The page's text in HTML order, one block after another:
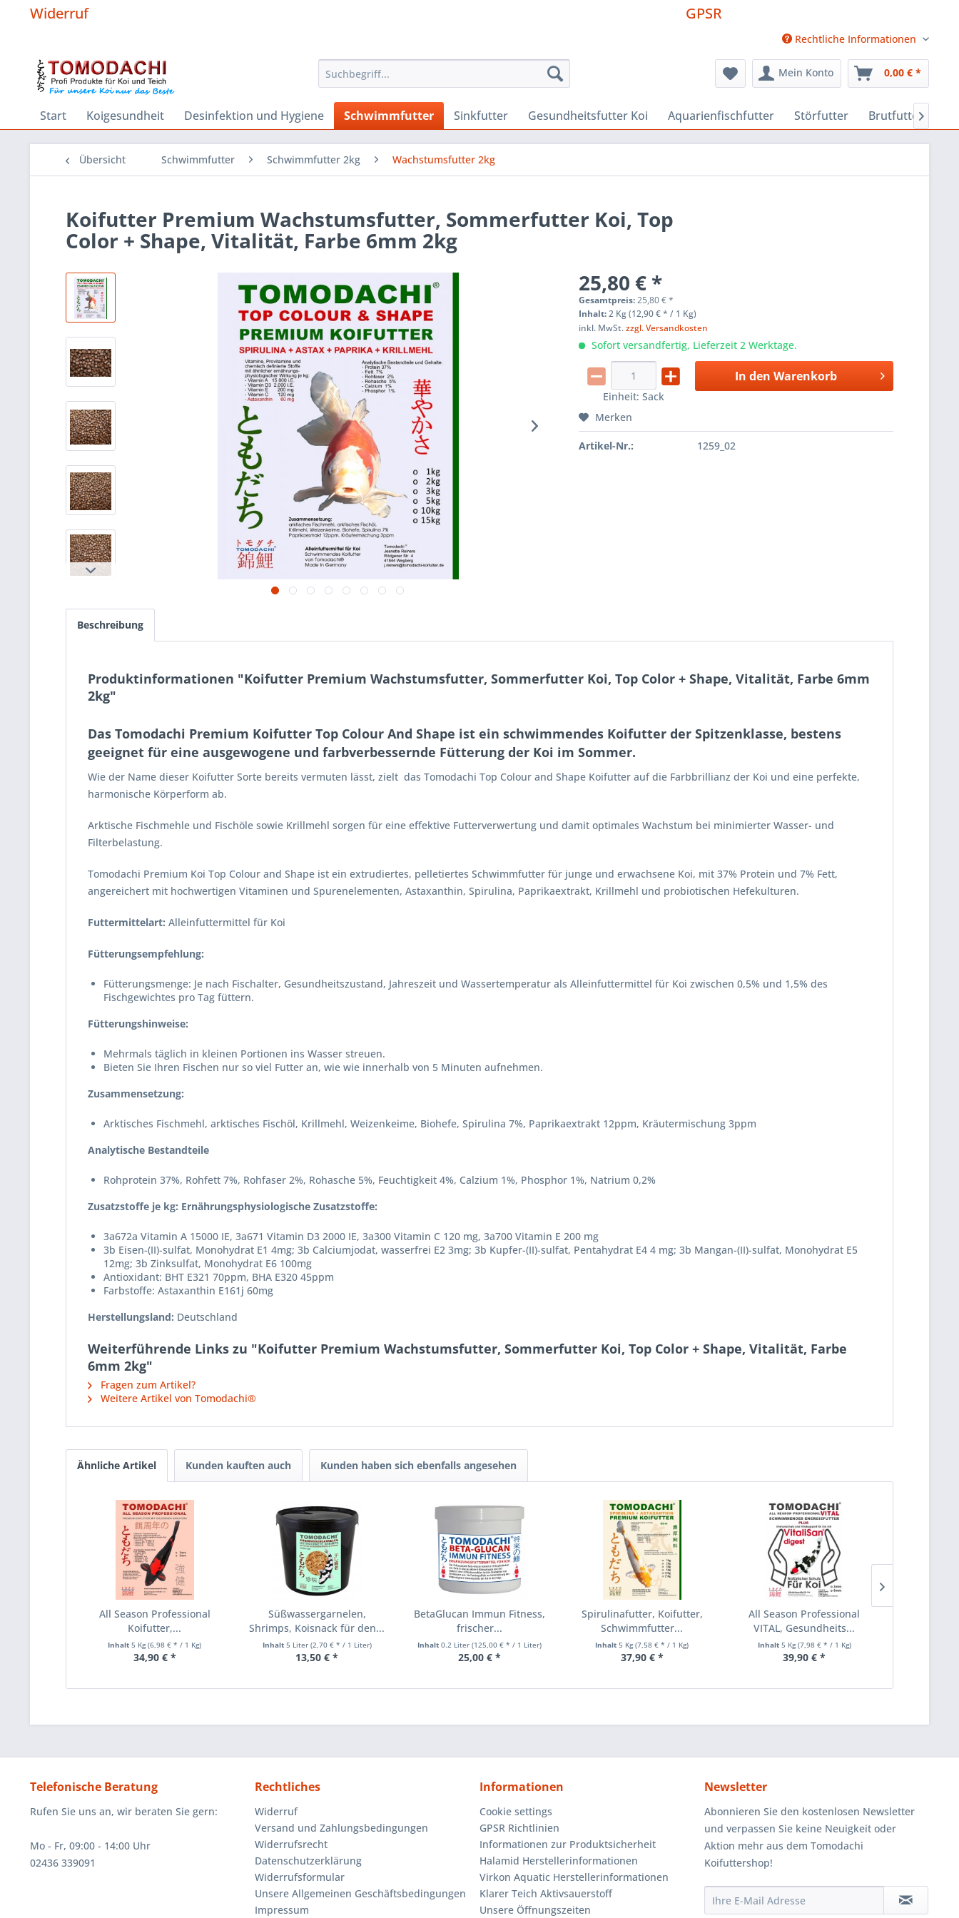
Widerruf GPSR
Rechtliche Informationen
Mein Konto 0,00 € *
Start Koigesundheit Desinfektion und Hygiene Schwimmfutter Sinkfutter Gesundheitsfutter Koi Aquarienfischfutter Störfutter Brutfutter

Übersicht Schwimmfutter Schwimmfutter 2kg Wachstumsfutter 2kg
Koifutter Premium Wachstumsfutter, Sommerfutter Koi, Top
Color + Shape, Vitalität, Farbe 6mm 2kg
25,80 € *
Gesamtpreis:25,80€*
Inhalt:2 Kg (12,90 € * / 1 Kg)
inkl. MwSt.zzgl. Versandkosten
Sofort versandfertig, Lieferzeit 2 Werktage.
Einheit:Sack
In den Warenkorb
Merken
Artikel-Nr.: 1259_02
Beschreibung
Produktinformationen "Koifutter Premium Wachstumsfutter, Sommerfutter Koi, Top Color + Shape, Vitalität, Farbe 6mm
2kg"
Das Tomodachi Premium Koifutter Top Colour And Shape ist ein schwimmendes Koifutter der Spitzenklasse, bestens
geeignet für eine ausgewogene und farbverbessernde Fütterung der Koi im Sommer.
Wie der Name dieser Koifutter Sorte bereits vermuten lässt, zielt das Tomodachi Top Colour and Shape Koifutter auf die Farbbrillianz der Koi und eine perfekte,
harmonische Körperform ab.
Arktische Fischmehle und Fischöle sowie Krillmehl sorgen für eine effektive Futterverwertung und damit optimales Wachstum bei minimierter Wasser- und
Filterbelastung.
Tomodachi Premium Koi Top Colour and Shape ist ein extrudiertes, pelletiertes Schwimmfutter für junge und erwachsene Koi, mit 37% Protein und 7% Fett,
angereichert mit hochwertigen Vitaminen und Spurenelementen, Astaxanthin, Spirulina, Paprikaextrakt, Krillmehl und probiotischen Hefekulturen.
Futtermittelart: Alleinfuttermittel für Koi
Fütterungsempfehlung:
Fütterungsmenge: Je nach Fischalter, Gesundheitszustand, Jahreszeit und Wassertemperatur als Alleinfuttermittel für Koi zwischen 0,5% und 1,5% des
Fischgewichtes pro Tag füttern.
Fütterungshinweise:
Mehrmals täglich in kleinen Portionen ins Wasser streuen.
Bieten Sie Ihren Fischen nur so viel Futter an, wie wie innerhalb von 5 Minuten aufnehmen.
Zusammensetzung:
Arktisches Fischmehl, arktisches Fischöl, Krillmehl, Weizenkeime, Biohefe, Spirulina 7%, Paprikaextrakt 12ppm, Kräutermischung 3ppm
Analytische Bestandteile
Rohprotein 37%, Rohfett 7%, Rohfaser 2%, Rohasche 5%, Feuchtigkeit 4%, Calzium 1%, Phosphor 1%, Natrium 0,2%
Zusatzstoffe je kg: Ernährungsphysiologische Zusatzstoffe:
3a672a Vitamin A 15000 IE, 3a671 Vitamin D3 2000 IE, 3a300 Vitamin C 120 mg, 3a700 Vitamin E 200 mg
3b Eisen-(II)-sulfat, Monohydrat E1 4mg; 3b Calciumjodat, wasserfrei E2 3mg; 3b Kupfer-(II)-sulfat, Pentahydrat E4 4 mg; 3b Mangan-(II)-sulfat, Monohydrat E5
12mg; 3b Zinksulfat, Monohydrat E6 100mg
Antioxidant: BHT E321 70ppm, BHA E320 45ppm
Farbstoffe: Astaxanthin E161j 60mg
Herstellungsland: Deutschland
Weiterführende Links zu "Koifutter Premium Wachstumsfutter, Sommerfutter Koi, Top Color + Shape, Vitalität, Farbe
6mm 2kg"
Fragen zum Artikel?
Weitere Artikel von Tomodachi®
Ähnliche Artikel Kunden kauften auch Kunden haben sich ebenfalls angesehen
All Season Professional
Koifutter,...
Inhalt5 Kg(6,98 € * / 1 Kg)
34,90 € *
Süßwassergarnelen,
Shrimps, Koisnack für den...
Inhalt 5 Liter (2,70 € * / 1 Liter)
13,50 € *
BetaGlucan Immun Fitness,
frischer...
Inhalt 0.2 Liter (125,00 € * / 1 Liter)
25,00 € *
Spirulinafutter, Koifutter,
Schwimmfutter...
Inhalt5 Kg(7,58 € * / 1 Kg)
37,90 € *
All Season Professional
VITAL, Gesundheits...
Inhalt 5 Kg(7,98 € * / 1 Kg)
39,90 € *
Telefonische Beratung
Rufen Sie uns an, wir beraten Sie gern:
Mo - Fr, 09:00 - 14:00 Uhr
02436 339091
Rechtliches
Widerruf
Versand und Zahlungsbedingungen
Widerrufsrecht
Datenschutzerklärung
Widerrufsformular
Unsere Allgemeinen Geschäftsbedingungen
Impressum
Informationen
Cookie settings
GPSR Richtlinien
Informationen zur Produktsicherheit
Halamid Herstellerinformationen
Virkon Aquatic Herstellerinformationen
Klarer Teich Aktivsauerstoff
Unsere Öffnungszeiten
Newsletter
Abonnieren Sie den kostenlosen Newsletter
und verpassen Sie keine Neuigkeit oder
Aktion mehr aus dem Tomodachi
Koifuttershop!